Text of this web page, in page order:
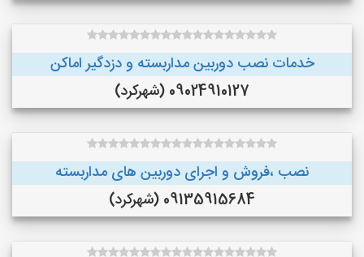
خدمات نصب دوربین مداربسته و دزدگیر اماکن
09024910127 (شهرکرد)
نصب ،فروش و اجرای دوربین های مداربسته
09135915684 (شهرکرد)